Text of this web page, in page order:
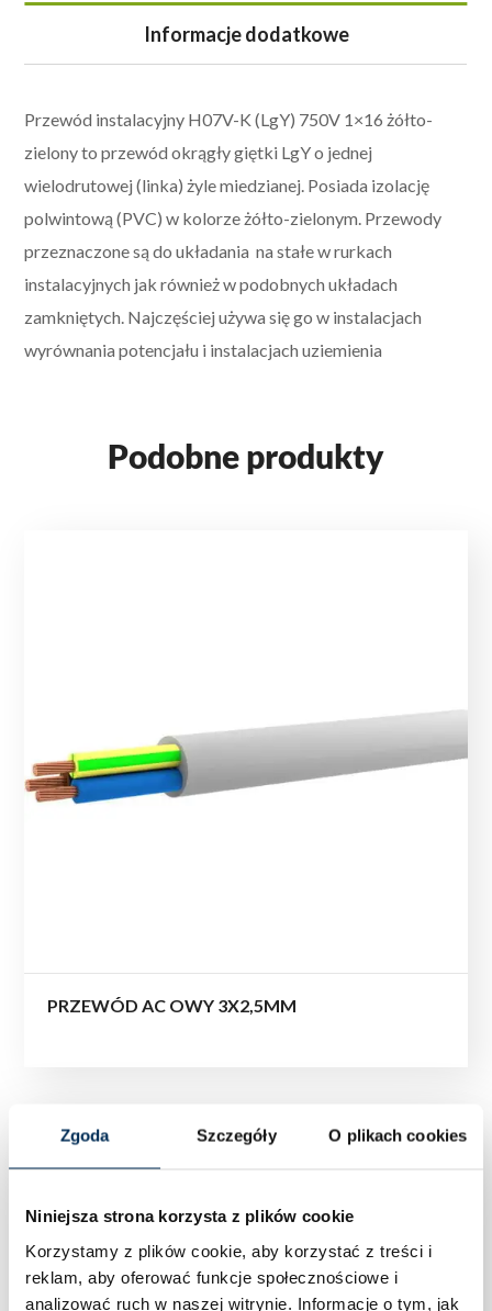
Zgoda Szczegóły O plikach cookies
Niniejsza strona korzysta z plików cookie
Korzystamy z plików cookie, aby korzystać z treści i
reklam, aby oferować funkcje społecznościowe i
analizować ruch w naszej witrynie. Informacje o tym, jak
Informacje dodatkowe
Przewód instalacyjny H07V-K (LgY) 750V 1×16 żółto-
zielony to przewód okrągły giętki LgY o jednej
wielodrutowej (linka) żyle miedzianej. Posiada izolację
polwintową (PVC) w kolorze żółto-zielonym. Przewody
przeznaczone są do układania na stałe w rurkach
instalacyjnych jak również w podobnych układach
zamkniętych. Najczęściej używa się go w instalacjach
wyrównania potencjału i instalacjach uziemienia
Podobne produkty
PRZEWÓD AC OWY 3X2,5MM